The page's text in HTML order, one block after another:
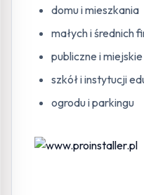
domu i mieszkania
małych i średnich
publiczne i miejskie
szkół i instytucji
ogrodu i parkingu